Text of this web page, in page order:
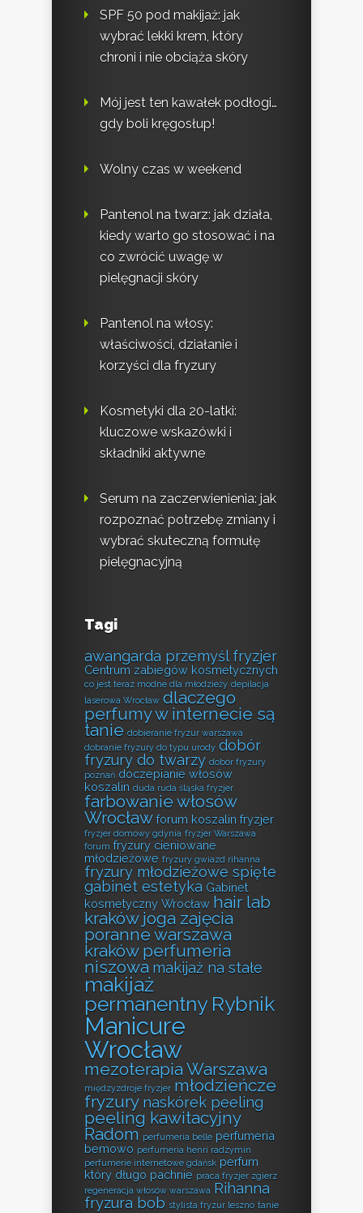
SPF 50 pod makijaż: jak
wybrać lekki krem, który
chroni i nie obciąża skóry
Mój jest ten kawałek podłogi…
gdy boli kręgosłup!
Wolny czas w weekend
Pantenol na twarz: jak działa,
kiedy warto go stosować i na
co zwrócić uwagę w
pielęgnacji skóry
Pantenol na włosy:
właściwości, działanie i
korzyści dla fryzury
Kosmetyki dla 20-latki:
kluczowe wskazówki i
składniki aktywne
Serum na zaczerwienienia: jak
rozpoznać potrzebę zmiany i
wybrać skuteczną formułę
pielęgnacyjną
Tagi
awangarda przemyśl fryzjer
Centrum zabiegów kosmetycznych
co jest teraz modne dla młodzieży depilacja
laserowa Wrocław dlaczego
perfumy w internecie są
tanie dobieranie fryzur warszawa
dobranie fryzury do typu urody dobór
fryzury do twarzy dobór fryzury
poznań doczepianie włosów
koszalin duda ruda śląska fryzjer
farbowanie włosów
Wrocław forum koszalin fryzjer
fryzjer domowy gdynia fryzjer Warszawa
forum fryzury cieniowane
młodzieżowe fryzury gwiazd rihanna
fryzury młodzieżowe spięte
gabinet estetyka Gabinet
kosmetyczny Wrocław hair lab
kraków joga zajęcia
poranne warszawa
kraków perfumeria
niszowa makijaż na stałe
makijaż
permanentny Rybnik
Manicure
Wrocław
mezoterapia Warszawa
międzyzdroje fryzjer młodzieńcze
fryzury naskórek peeling
peeling kawitacyjny
Radom perfumeria belle perfumeria
bemowo perfumeria henri radzymin
perfumerie internetowe gdańsk perfum
który długo pachnie praca fryzjer zgierz
regeneracja włosów warszawa Rihanna
fryzura bob stylista fryzur leszno tanie